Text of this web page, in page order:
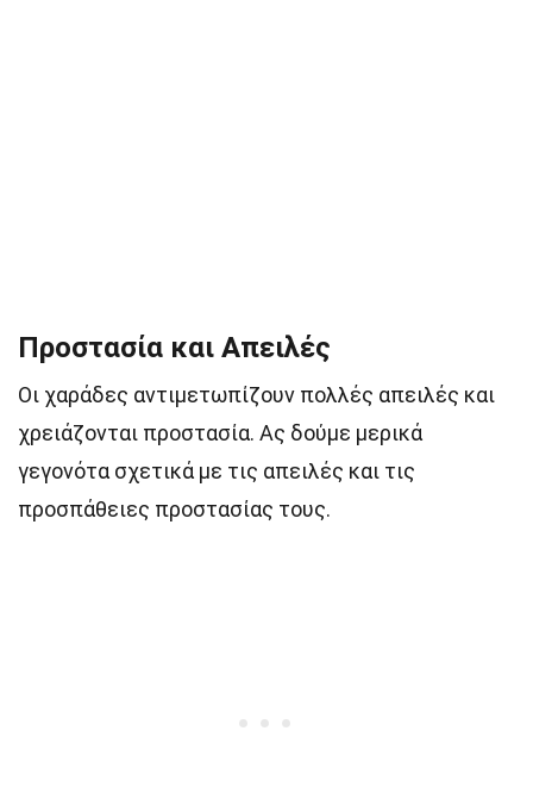
Προστασία και Απειλές
Οι χαράδες αντιμετωπίζουν πολλές απειλές και
χρειάζονται προστασία. Ας δούμε μερικά
γεγονότα σχετικά με τις απειλές και τις
προσπάθειες προστασίας τους.